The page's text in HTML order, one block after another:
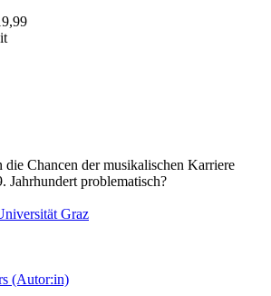
Chancen der musikalischen Karriere
Jahrhundert problematisch?
Graz
(Autor:in)